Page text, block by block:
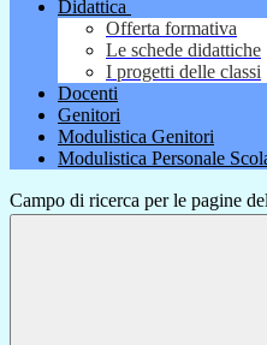
Didattica
Offerta formativa
Le schede didattiche
I progetti delle classi
Docenti
Genitori
Modulistica Genitori
Modulistica Personale
Campo di ricerca per le pagine